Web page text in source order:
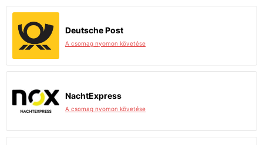
Deutsche Post
A csomag nyomon követése
NachtExpress
A csomag nyomon követése